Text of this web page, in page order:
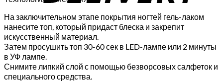
На заключительном этапе покрытия ногтей гель-лаком
нанесите топ, который придаст блеска и закрепит
искусственный материал.
Затем просушить топ 30-60 сек в LED-лампе или 2 минуты
в УФ лампе.
Снимите липкий слой с помощью безворсовых салфеток и
специального средства.